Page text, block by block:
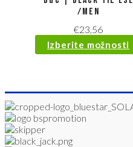
/men
€23,56
Izberite možnosti